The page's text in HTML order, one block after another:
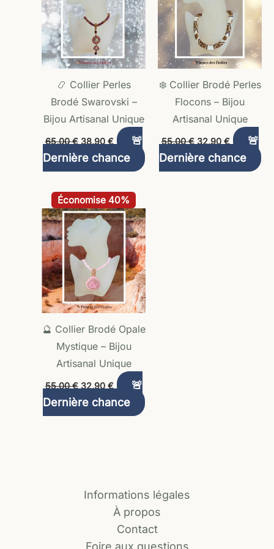
📿 Collier Perles
Brodé Swarovski –
Bijou Artisanal Unique
65,00€ 38,90€
🚨
Dernière chance
❄️ Collier Brodé Perles
Flocons – Bijou
Artisanal Unique
55,00€ 32,90€
🚨
Dernière chance
Économise 40%
🔮 Collier Brodé Opale
Mystique – Bijou
Artisanal Unique
55,00€
Le
prix
initial
était :
55,00 €.
32,90€
Le
prix
actuel
est :
32,90 €.
🚨
Dernière chance
Informations légales
À propos
Contact
Foire aux questions